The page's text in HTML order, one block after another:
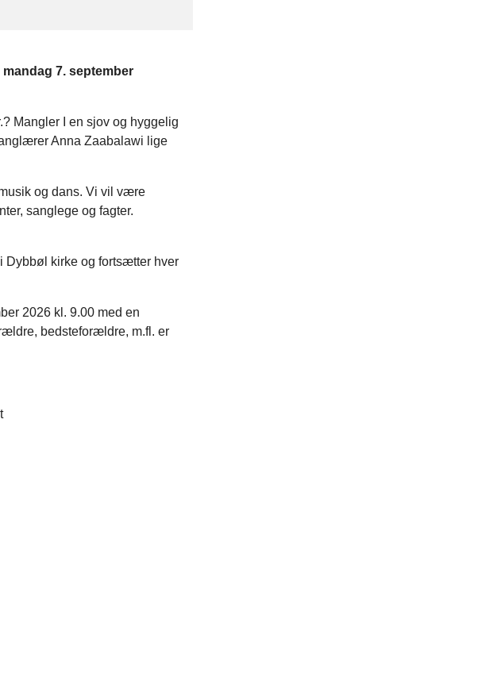
7. september
Mangler I en sjov og hyggelig
Anna Zaabalawi lige
og dans. Vi vil være
sanglege og fagter.
Dybbøl kirke og fortsætter hver
2026 kl. 9.00 med en
bedsteforældre, m.fl. er